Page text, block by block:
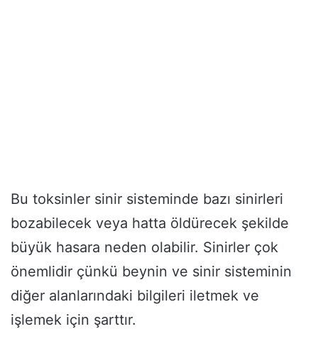
Bu toksinler sinir sisteminde bazı sinirleri
bozabilecek veya hatta öldürecek şekilde
büyük hasara neden olabilir. Sinirler çok
önemlidir çünkü beynin ve sinir sisteminin
diğer alanlarındaki bilgileri iletmek ve
işlemek için şarttır.